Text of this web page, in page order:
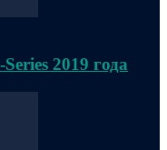
2019 года